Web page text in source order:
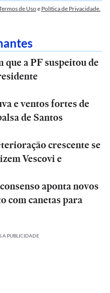
de Usoe Política de Privacidade.
a PF suspeitou de
e ventos fortes de
de Santos
crescente se
Vescovi e
aponta novos
com canetas para
A PUBLICIDADE